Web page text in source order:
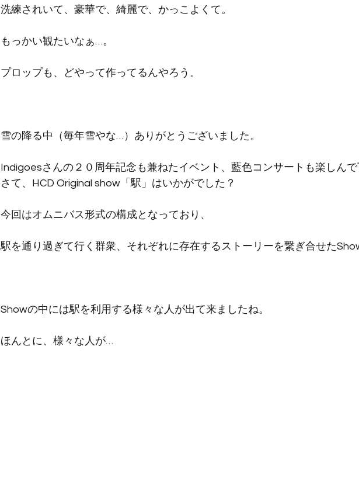
洗練されいて、豪華で、綺麗で、かっこよくて。
もっかい観たいなぁ…。
プロップも、どやって作ってるんやろう。
雪の降る中（毎年雪やな…）ありがとうございました。
Indigoesさんの２０周年記念も兼ねたイベント、藍色コンサートも楽しんで
さて、HCD Original show「駅」はいかがでした？
今回はオムニバス形式の構成となっており、
駅を通り過ぎて行く群衆、それぞれに存在するストーリーを繋ぎ合せた
Showの中には駅を利用する様々な人が出て来ましたね。
ほんとに、様々な人が…